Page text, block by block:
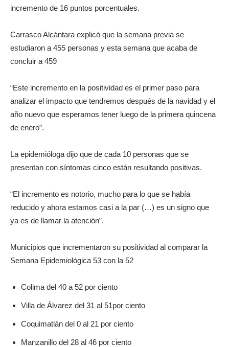
incremento de 16 puntos porcentuales.
Carrasco Alcántara explicó que la semana previa se
estudiaron a 455 personas y esta semana que acaba de
concluir a 459
“Este incremento en la positividad es el primer paso para
analizar el impacto que tendremos después de la navidad y el
año nuevo que esperamos tener luego de la primera quincena
de enero”.
La epidemióloga dijo que de cada 10 personas que se
presentan con síntomas cinco están resultando positivas.
“El incremento es notorio, mucho para lo que se había
reducido y ahora estamos casi a la par (…) es un signo que
ya es de llamar la atención”.
Municipios que incrementaron su positividad al comparar la
Semana Epidemiológica 53 con la 52
Colima del 40 a 52 por ciento
Villa de Álvarez del 31 al 51por ciento
Coquimatlán del 0 al 21 por ciento
Manzanillo del 28 al 46 por ciento